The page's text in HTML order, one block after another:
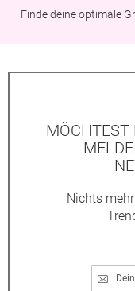
Finde deine optimale
MÖCHTEST
Nichts